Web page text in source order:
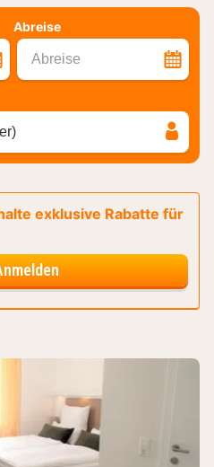
Abreise
Abreise
exklusive Rabatte für